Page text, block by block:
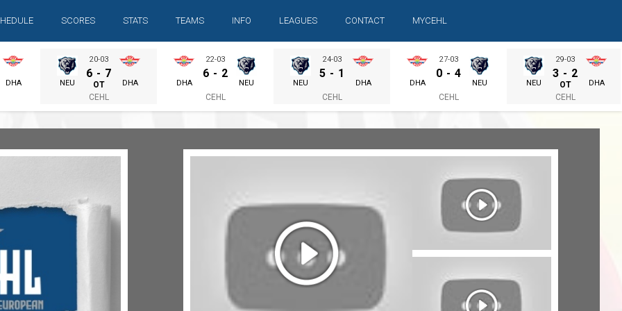
SCORES STATS TEAMS INFO LEAGUES CONTACT MYCEHL
DHA NEU
20-03
6 - 7
OT DHA
CEHL
DHA
22-03
6 - 2
NEU
CEHL
NEU
24-03
5 - 1
DHA
CEHL
DHA
27-03
0 - 4
NEU
CEHL
NEU
29-03
3 - 2
OT DHA
CEHL